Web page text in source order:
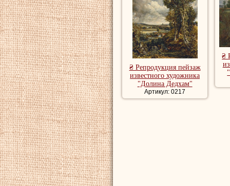
₴ Репродукция пейзаж
известного художника
"Долина Дедхам"
Артикул: 0217
₴